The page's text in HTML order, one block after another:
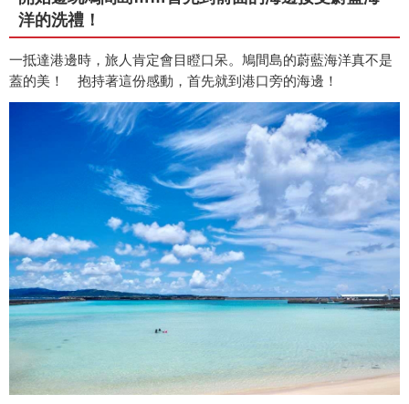
洋的洗禮！
一抵達港邊時，旅人肯定會目瞪口呆。鳩間島的蔚藍海洋真不是
蓋的美！ 抱持著這份感動，首先就到港口旁的海邊！